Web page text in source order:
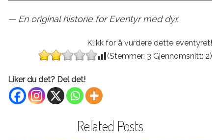
— En original historie for Eventyr med dyr.
Klikk for å vurdere dette eventyret!
(Stemmer: 3 Gjennomsnitt: 2)
Liker du det? Del det!
Related Posts